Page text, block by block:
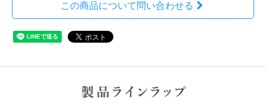
この商品について問い合わせる